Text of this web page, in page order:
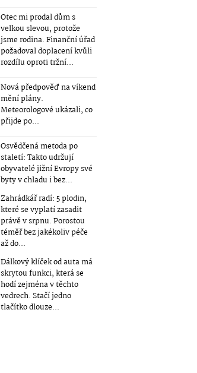
Otec mi prodal dům s
velkou slevou, protože
jsme rodina. Finanční úřad
požadoval doplacení kvůli
rozdílu oproti tržní...
Nová předpověď na víkend
mění plány.
Meteorologové ukázali, co
přijde po...
Osvědčená metoda po
staletí: Takto udržují
obyvatelé jižní Evropy své
byty v chladu i bez...
Zahrádkář radí: 5 plodin,
které se vyplatí zasadit
právě v srpnu. Porostou
téměř bez jakékoliv péče
až do...
Dálkový klíček od auta má
skrytou funkci, která se
hodí zejména v těchto
vedrech. Stačí jedno
tlačítko dlouze...